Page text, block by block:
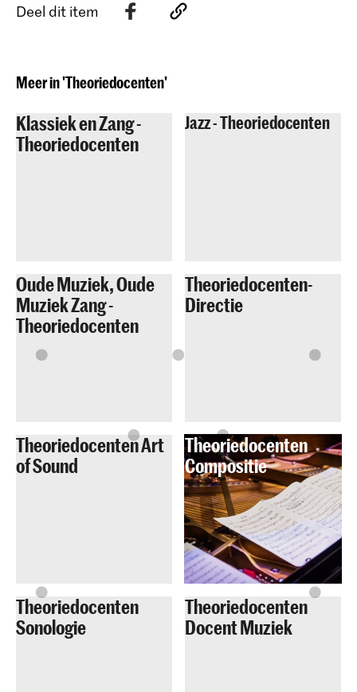
Deel dit item
Meer in 'Theoriedocenten'
Klassiek en Zang -
Theoriedocenten
Jazz - Theoriedocenten
Oude Muziek, Oude
Muziek Zang -
Theoriedocenten
Theoriedocenten-
Directie
Theoriedocenten Art
of Sound
Theoriedocenten
Compositie
Theoriedocenten
Sonologie
Theoriedocenten
Docent Muziek